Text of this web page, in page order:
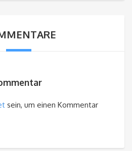
sein, um einen Kommentar